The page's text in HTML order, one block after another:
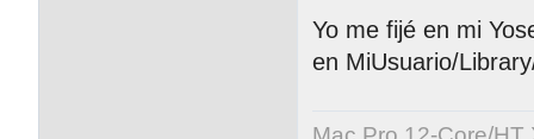
Yo me fijé en mi
en MiUsuario/